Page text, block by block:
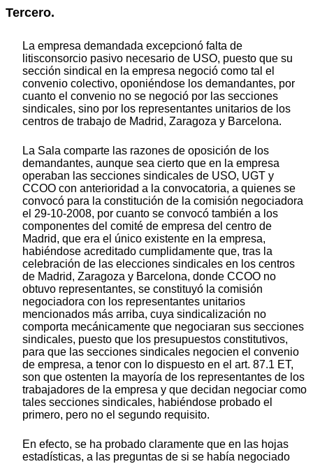
Tercero.
La empresa demandada excepcionó falta de
litisconsorcio pasivo necesario de USO, puesto que su
sección sindical en la empresa negoció como tal el
convenio colectivo, oponiéndose los demandantes, por
cuanto el convenio no se negoció por las secciones
sindicales, sino por los representantes unitarios de los
centros de trabajo de Madrid, Zaragoza y Barcelona.
La Sala comparte las razones de oposición de los
demandantes, aunque sea cierto que en la empresa
operaban las secciones sindicales de USO, UGT y
CCOO con anterioridad a la convocatoria, a quienes se
convocó para la constitución de la comisión negociadora
el 29-10-2008, por cuanto se convocó también a los
componentes del comité de empresa del centro de
Madrid, que era el único existente en la empresa,
habiéndose acreditado cumplidamente que, tras la
celebración de las elecciones sindicales en los centros
de Madrid, Zaragoza y Barcelona, donde CCOO no
obtuvo representantes, se constituyó la comisión
negociadora con los representantes unitarios
mencionados más arriba, cuya sindicalización no
comporta mecánicamente que negociaran sus secciones
sindicales, puesto que los presupuestos constitutivos,
para que las secciones sindicales negocien el convenio
de empresa, a tenor con lo dispuesto en el art. 87.1 ET,
son que ostenten la mayoría de los representantes de los
trabajadores de la empresa y que decidan negociar como
tales secciones sindicales, habiéndose probado el
primero, pero no el segundo requisito.
En efecto, se ha probado claramente que en las hojas
estadísticas, a las preguntas de si se había negociado